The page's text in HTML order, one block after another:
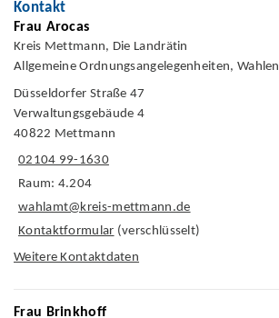
Kontakt
Frau Arocas
Kreis Mettmann, Die Landrätin
Allgemeine Ordnungsangelegenheiten, Wahlen
Düsseldorfer Straße 47
Verwaltungsgebäude 4
40822 Mettmann
02104 99-1630
Raum: 4.204
wahlamt@kreis-mettmann.de
Kontaktformular (verschlüsselt)
Weitere Kontaktdaten
Frau Brinkhoff